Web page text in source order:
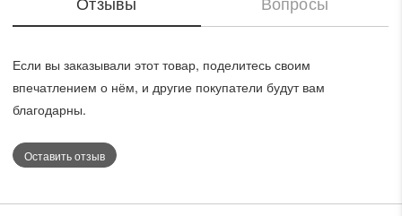
переда – 95 см, что придает сарафану воздушный и
использования, он дополнен классическим рисунком в
полоску и выполнен в красивом оттенке какао.
Если вы заказывали этот товар, поделитесь своим
впечатлением о нём, и другие покупатели будут вам
благодарны.
Оставить отзыв